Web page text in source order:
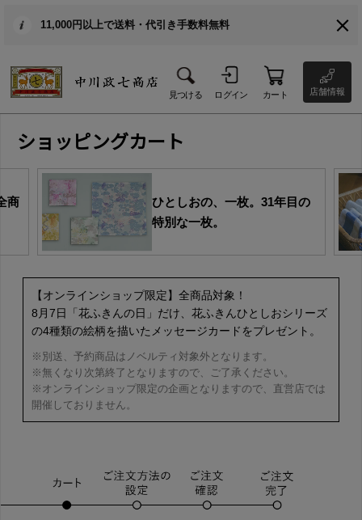
11,000円以上で送料・代引き手数料無料
見つける ログイン カート 店舗情報
ショッピングカート
商
ひとしおの、一枚。31年目の
特別な一枚。
【オンラインショップ限定】全商品対象！
8月7日「花ふきんの日」だけ、花ふきんひとしおシリーズ
の4種類の絵柄を描いたメッセージカードをプレゼント。
※別送、予約商品はノベルティ対象外となります。
※無くなり次第終了となりますので、ご了承ください。
※オンラインショップ限定の企画となりますので、直営店では
開催しておりません。